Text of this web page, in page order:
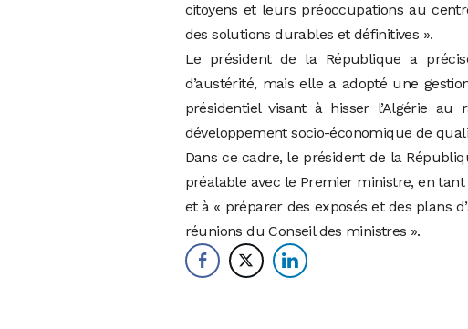
citoyens et leurs préoccupations au
des solutions durables et définitives ».
Le président de la République a
d’austérité, mais elle a adopté une
présidentiel visant à hisser l’Algérie
développement socio-économique de
Dans ce cadre, le président de la
préalable avec le Premier ministre, en
et à « préparer des exposés et des plans
réunions du Conseil des ministres ».